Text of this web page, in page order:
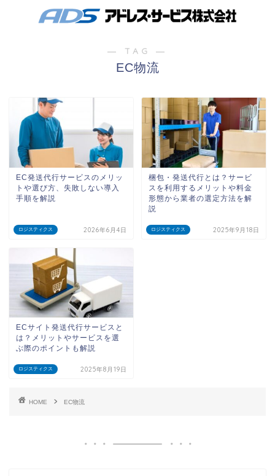
― TAG ―
EC物流
ロジスティクス
EC発送代行サービスのメリッ
トや選び方、失敗しない導入
手順を解説
2026年6月4日 ロジスティクス
梱包・発送代行とは？サービ
スを利用するメリットや料金
形態から業者の選定方法を解
説
2025年9月18日
ロジスティクス
ECサイト発送代行サービスと
は？メリットやサービスを選
ぶ際のポイントも解説
2025年8月19日
HOME EC物流